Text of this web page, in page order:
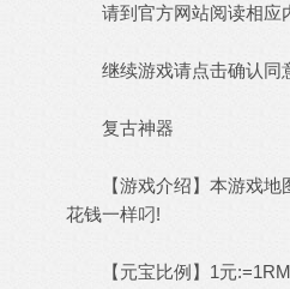
请到官方网站阅读相应
继续游戏请点击确认同
复古神器
【游戏介绍】本游戏地
花钱一样叼!
【元宝比例】1元